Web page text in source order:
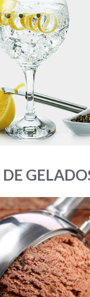
Bombay
Gordons
Bulldog
Tanquery
Beefeater 24
Martin Millers
G’vine Florasion
Pink 47
Coarunn
Big Boss
Nordés
Hendrick’s
Saffron
DE
Taças
com salada de
Petit Gateau